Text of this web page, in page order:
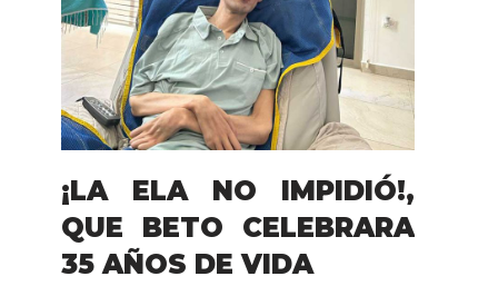
¡LA ELA NO IMPIDIÓ!,
QUE BETO CELEBRARA
35 AÑOS DE VIDA